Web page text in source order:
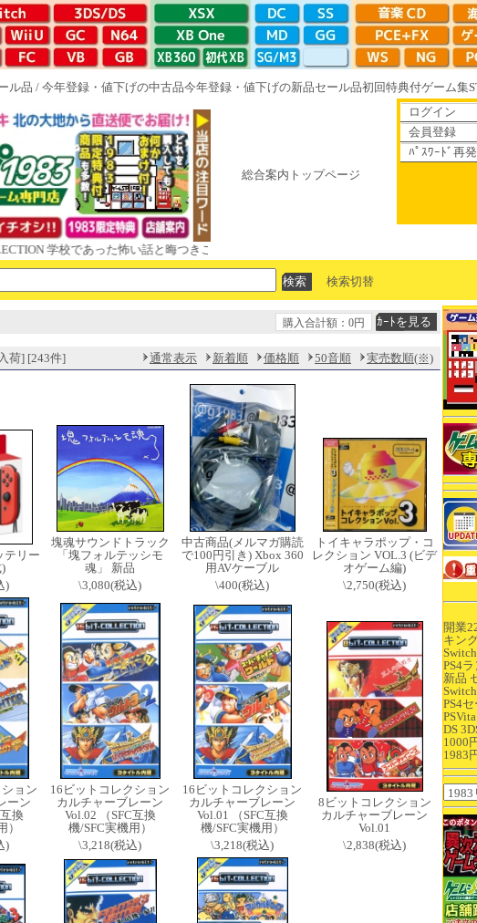
ル品 / 今年登録・値下げの中古品今年登録・値下げの新品セール品初回特典付ゲーム集
総合案内トップページ
であった怖い話と晦󠄀つきこもり ルート16R やがて散りゆく鏡の花へ 70年代風ロボ
ログイン
会員登録
ﾊﾟｽﾜｰﾄﾞ再
検索切替
開業
キン
PS4
新品
PS4
DS
1000
1983
購入合計額：0円
荷] [243件] 通常表示 新着順 価格順 50音順 実売数順(※)
テリー
)
塊魂サウンドトラック
「塊フォルテッシモ
魂」 新品
\3,080(税込)
中古商品(メルマガ購読
で100円引き) Xbox 360
用AVケーブル
\400(税込)
トイキャラポップ・コ
レクション VOL.3 (ビデ
オゲーム編)
\2,750(税込)
ョン
ーン
換
）
)
16ビットコレクション
カルチャーブレーン
Vol.02 （SFC互換
機/SFC実機用）
\3,218(税込)
16ビットコレクション
カルチャーブレーン
Vol.01 （SFC互換
機/SFC実機用）
\3,218(税込)
8ビットコレクション
カルチャーブレーン
Vol.01
\2,838(税込)